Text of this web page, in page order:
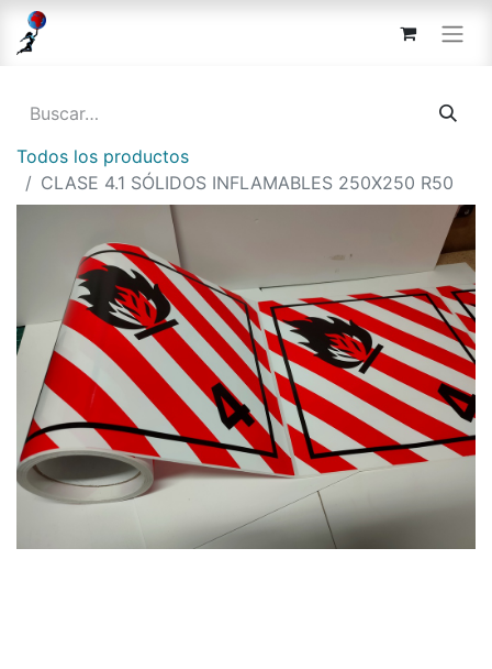
Todos los productos
CLASE 4.1 SÓLIDOS INFLAMABLES 250X250 R50